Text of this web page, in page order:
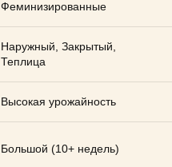
Феминизированные
Наружный, Закрытый,
Теплица
Высокая урожайность
Большой (10+ недель)